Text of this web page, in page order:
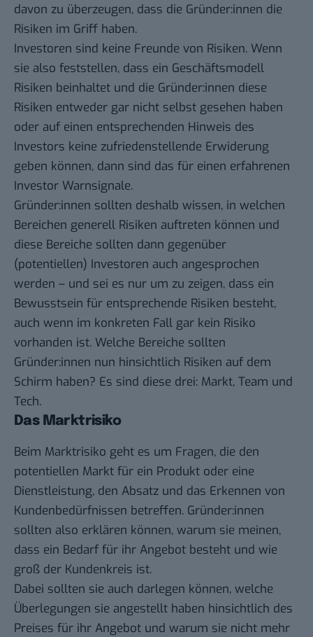
davon zu überzeugen, dass die Gründer:innen die
Risiken im Griff haben.
Investoren sind keine Freunde von Risiken. Wenn
sie also feststellen, dass ein Geschäftsmodell
Risiken beinhaltet und die Gründer:innen diese
Risiken entweder gar nicht selbst gesehen haben
oder auf einen entsprechenden Hinweis des
Investors keine zufriedenstellende Erwiderung
geben können, dann sind das für einen erfahrenen
Investor Warnsignale.
Gründer:innen sollten deshalb wissen, in welchen
Bereichen generell Risiken auftreten können und
diese Bereiche sollten dann gegenüber
(potentiellen) Investoren auch angesprochen
werden – und sei es nur um zu zeigen, dass ein
Bewusstsein für entsprechende Risiken besteht,
auch wenn im konkreten Fall gar kein Risiko
vorhanden ist. Welche Bereiche sollten
Gründer:innen nun hinsichtlich Risiken auf dem
Schirm haben? Es sind diese drei: Markt, Team und
Tech.
Das Marktrisiko
Beim Marktrisiko geht es um Fragen, die den
potentiellen Markt für ein Produkt oder eine
Dienstleistung, den Absatz und das Erkennen von
Kundenbedürfnissen betreffen. Gründer:innen
sollten also erklären können, warum sie meinen,
dass ein Bedarf für ihr Angebot besteht und wie
groß der Kundenkreis ist.
Dabei sollten sie auch darlegen können, welche
Überlegungen sie angestellt haben hinsichtlich des
Preises für ihr Angebot und warum sie nicht mehr